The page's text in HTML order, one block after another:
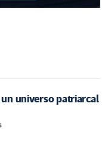
universo patriarcal